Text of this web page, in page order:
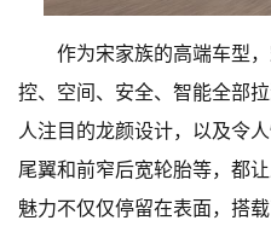
作为宋家族的高端车型
控、空间、安全、智能全部
人注目的龙颜设计，以及令
尾翼和前窄后宽轮胎等，都
魅力不仅仅停留在表面，搭